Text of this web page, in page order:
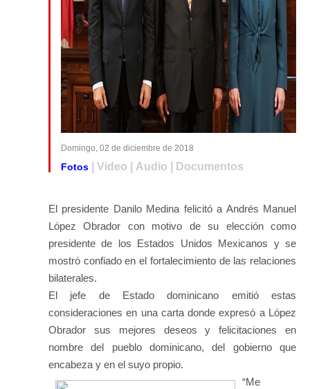
Domingo, 02 de diciembre de 2018
Fotos | Video | Audio | Documentos
El presidente Danilo Medina felicitó a Andrés Manuel
López Obrador con motivo de su elección como
presidente de los Estados Unidos Mexicanos y se
mostró confiado en el fortalecimiento de las relaciones
bilaterales.
El jefe de Estado dominicano emitió estas
consideraciones en una carta donde expresó a López
Obrador sus mejores deseos y felicitaciones en
nombre del pueblo dominicano, del gobierno que
encabeza y en el suyo propio.
“Me